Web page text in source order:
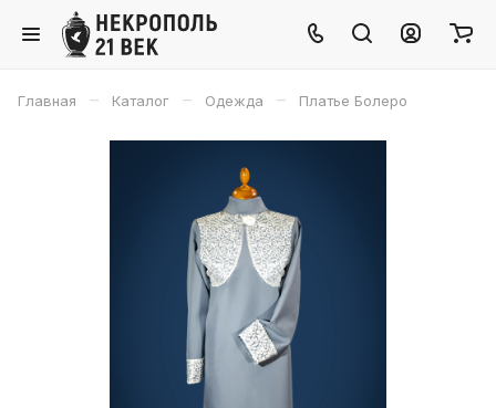
Главная – Каталог – Одежда – Платье Болеро